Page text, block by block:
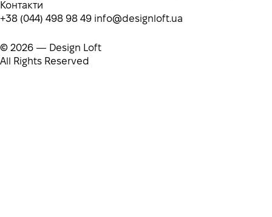
Контакти
+38 (044) 498 98 49 info@designloft.ua
© 2026 — Design Loft
All Rights Reserved